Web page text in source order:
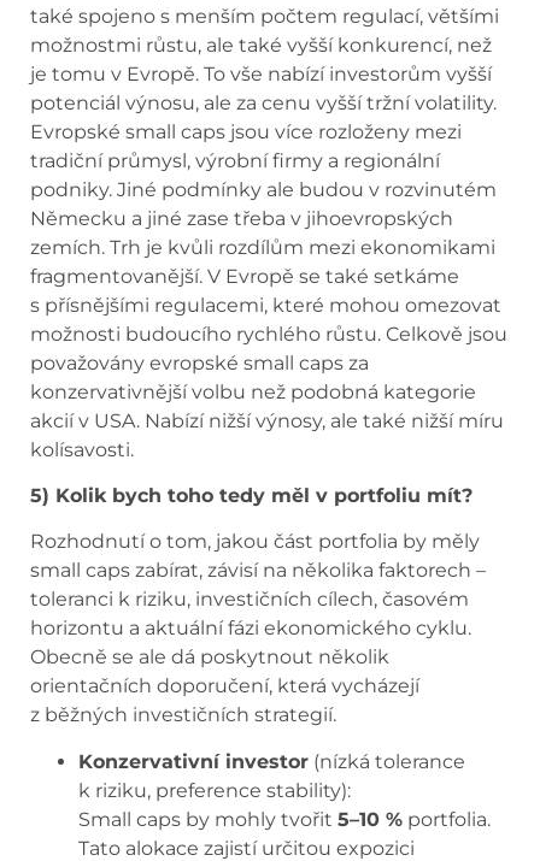
také spojeno s menším počtem regulací, většími
možnostmi růstu, ale také vyšší konkurencí, než
je tomu v Evropě. To vše nabízí investorům vyšší
potenciál výnosu, ale za cenu vyšší tržní volatility.
Evropské small caps jsou více rozloženy mezi
tradiční průmysl, výrobní firmy a regionální
podniky. Jiné podmínky ale budou v rozvinutém
Německu a jiné zase třeba v jihoevropských
zemích. Trh je kvůli rozdílům mezi ekonomikami
fragmentovanější. V Evropě se také setkáme
s přísnějšími regulacemi, které mohou omezovat
možnosti budoucího rychlého růstu. Celkově jsou
považovány evropské small caps za
konzervativnější volbu než podobná kategorie
akcií v USA. Nabízí nižší výnosy, ale také nižší míru
kolísavosti.
5) Kolik bych toho tedy měl v portfoliu mít?
Rozhodnutí o tom, jakou část portfolia by měly
small caps zabírat, závisí na několika faktorech –
toleranci k riziku, investičních cílech, časovém
horizontu a aktuální fázi ekonomického cyklu.
Obecně se ale dá poskytnout několik
orientačních doporučení, která vycházejí
z běžných investičních strategií.
Konzervativní investor (nízká tolerance
k riziku, preference stability):
Small caps by mohly tvořit 5–10 % portfolia.
Tato alokace zajistí určitou expozici